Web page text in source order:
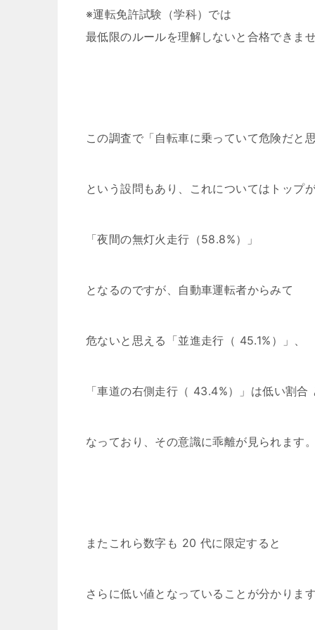
※運転免許試験（学科）では
最低限のルールを理解しないと合格できませ
この調査で「自転車に乗っていて危険だと思
という設問もあり、これについてはトップ
「夜間の無灯火走行（58.8%）」
となるのですが、自動車運転者からみて
危ないと思える「並進走行（ 45.1%）」、
「車道の右側走行（ 43.4%）」は低い割合
なっており、その意識に乖離が見られます。
またこれら数字も 20 代に限定すると
さらに低い値となっていることが分かります